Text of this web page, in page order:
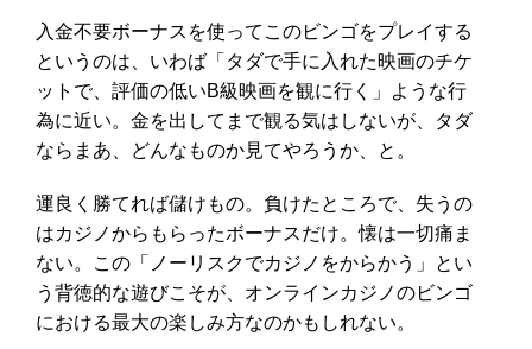
入金不要ボーナスを使ってこのビンゴをプレイする
というのは、いわば「タダで手に入れた映画のチケ
ットで、評価の低いB級映画を観に行く」ような行
為に近い。金を出してまで観る気はしないが、タダ
ならまあ、どんなものか見てやろうか、と。
運良く勝てれば儲けもの。負けたところで、失うの
はカジノからもらったボーナスだけ。懐は一切痛ま
ない。この「ノーリスクでカジノをからかう」とい
う背徳的な遊びこそが、オンラインカジノのビンゴ
における最大の楽しみ方なのかもしれない。